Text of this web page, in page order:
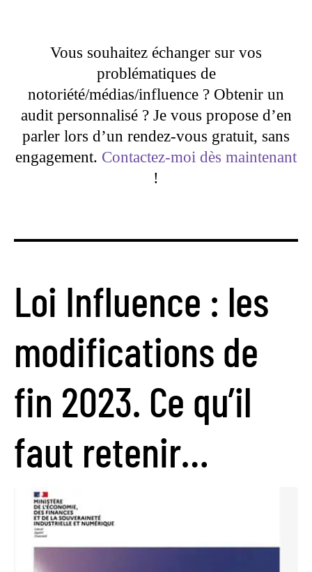
Vous souhaitez échanger sur vos
problématiques de
notoriété/médias/influence ? Obtenir un
audit personnalisé ? Je vous propose d’en
parler lors d’un rendez-vous gratuit, sans
engagement. Contactez-moi dès maintenant
!
Loi Influence : les
modifications de
fin 2023. Ce qu’il
faut retenir…